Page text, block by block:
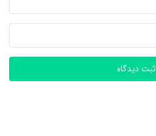
ثبت دیدگاه